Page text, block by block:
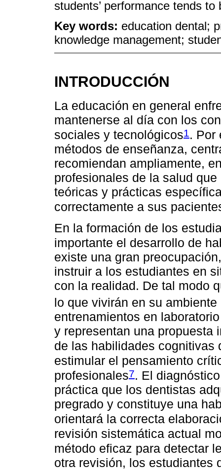
students’ performance tends to
Key words: education dental;
knowledge management;
INTRODUCCIÓN
La educación en general
mantenerse al día con los
sociales y tecnológicos1. Por
métodos de enseñanza,
recomiendan ampliamente,
profesionales de la salud
teóricas y prácticas
correctamente a sus
En la formación de los
importante el desarrollo de
existe una gran
instruir a los estudiantes en
con la realidad. De tal modo
lo que vivirán en su ambiente
entrenamientos en
y representan una propuesta
de las habilidades cognitivas
estimular el pensamiento
profesionales7. El
práctica que los dentistas
pregrado y constituye una
orientará la correcta
revisión sistemática actual
método eficaz para detectar
otra revisión, los estudiantes